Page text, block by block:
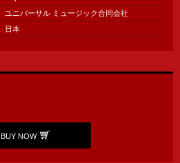
ユニバーサル ミュージック合同会社
日本
BUY NOW